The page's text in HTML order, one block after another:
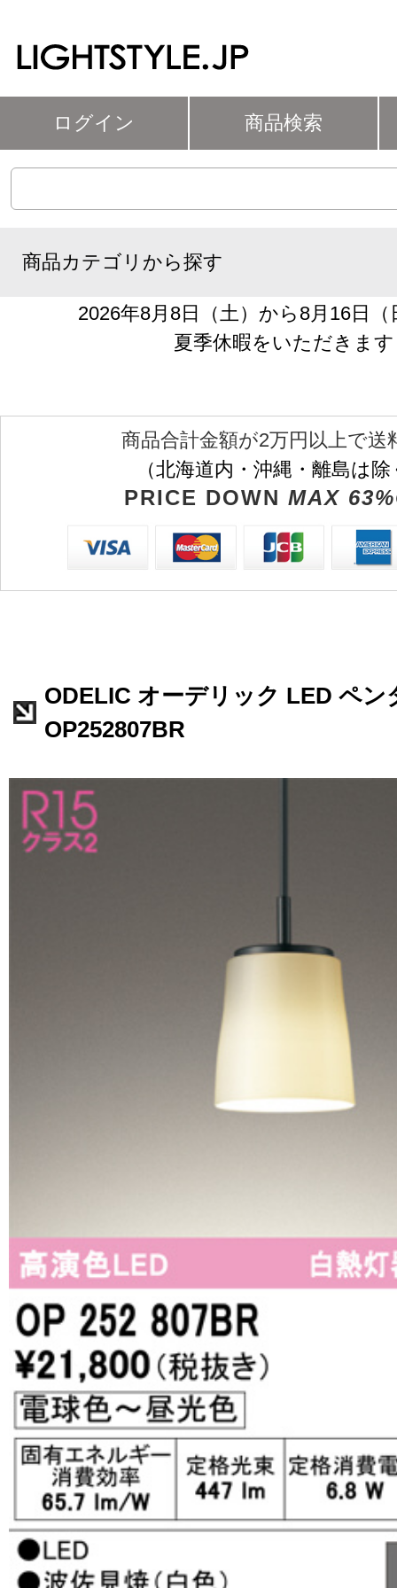
ログイン 商品検索
商品カテゴリから探す
2026年8月8日（土）から8月16日
夏季休暇をいただきます
商品合計金額が2万円以上で送
（北海道内・沖縄・離島は
PRICE DOWN MAX
ODELIC オーデリック LED ペン
OP252807BR